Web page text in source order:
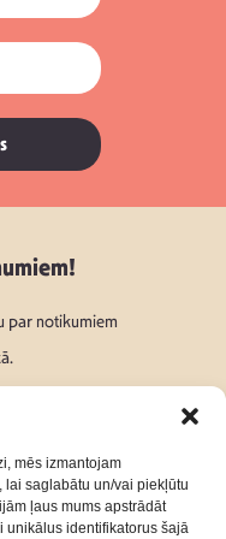
mēs izmantojam
saglabātu un/vai piekļūtu
ļaus mums apstrādāt
unikālus identifikatorus šajā
par notikumiem